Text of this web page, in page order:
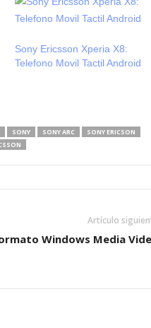
Sony Ericsson Xperia X8:
Telefono Movil Tactil Android
SONY SONY ARC
SONY ERICSON
Artículo
Windows Media